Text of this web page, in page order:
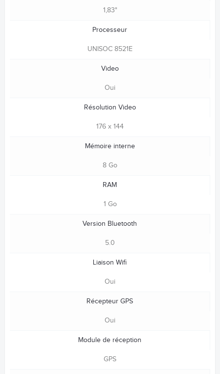
1,83"
Processeur
UNISOC 8521E
Video
Oui
Résolution Video
176 x 144
Mémoire interne
8 Go
RAM
1 Go
Version Bluetooth
5.0
Liaison Wifi
Oui
Récepteur GPS
Oui
Module de réception
GPS